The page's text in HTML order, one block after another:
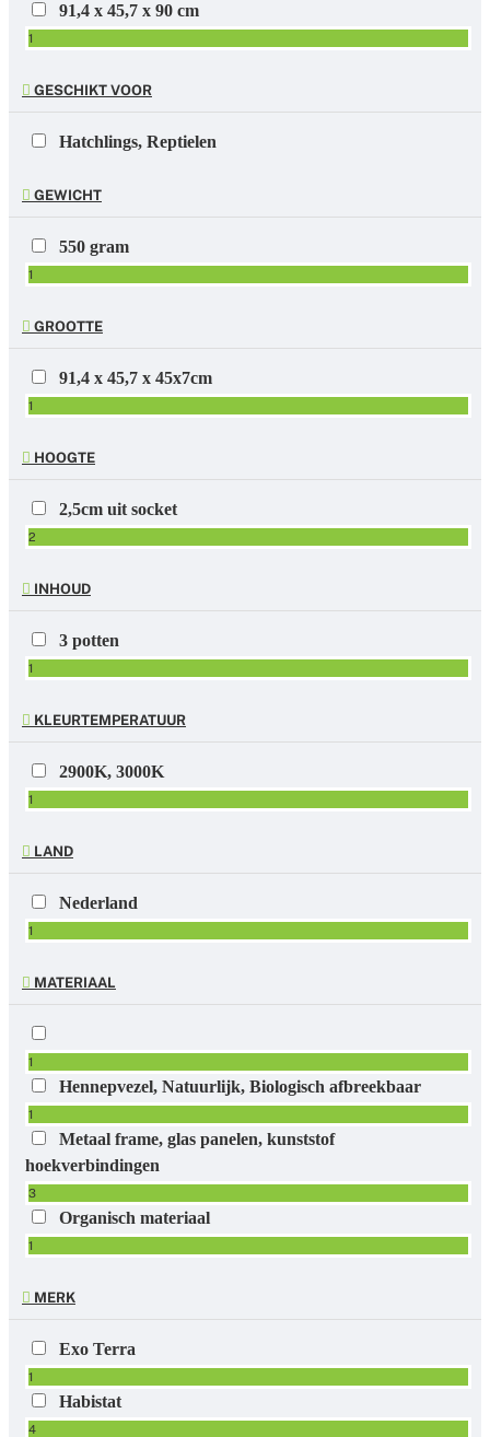
91,4 x 45,7 x 90 cm
1
GESCHIKT VOOR
Hatchlings, Reptielen
GEWICHT
550 gram
1
GROOTTE
91,4 x 45,7 x 45x7cm
1
HOOGTE
2,5cm uit socket
2
INHOUD
3 potten
1
KLEURTEMPERATUUR
2900K, 3000K
1
LAND
Nederland
1
MATERIAAL
1
Hennepvezel, Natuurlijk, Biologisch afbreekbaar
1
Metaal frame, glas panelen, kunststof
hoekverbindingen
3
Organisch materiaal
1
MERK
Exo Terra
1
Habistat
4